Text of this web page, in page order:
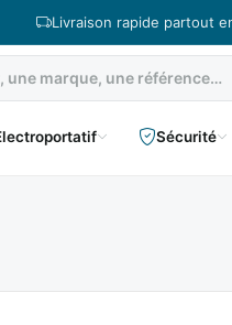
Livraison rapide partout
Sécurité